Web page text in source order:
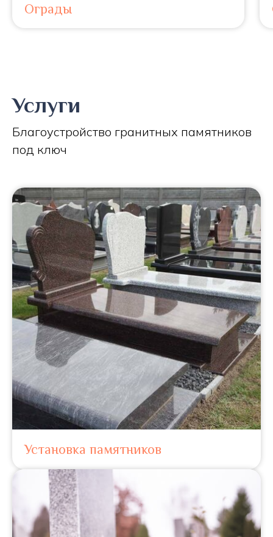
Ограды
Услуги
Благоустройство гранитных памятников
под ключ
Установка памятников